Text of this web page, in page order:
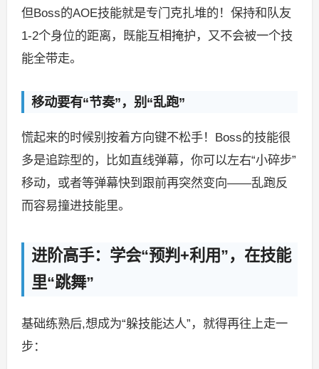
但Boss的AOE技能就是专门克扎堆的！保持和队友
1-2个身位的距离，既能互相掩护，又不会被一个技
能全带走。
移动要有“节奏”，别“乱跑”
慌起来的时候别按着方向键不松手！Boss的技能很
多是追踪型的，比如直线弹幕，你可以左右“小碎步”
移动，或者等弹幕快到跟前再突然变向——乱跑反
而容易撞进技能里。
进阶高手：学会“预判+利用”，在技能
里“跳舞”
基础练熟后,想成为“躲技能达人”，就得再往上走一
步：